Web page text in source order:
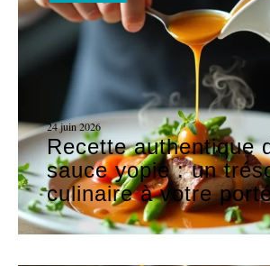
24 juin 2026
Recette authentique
sauce yopie : un
culinaire à votre